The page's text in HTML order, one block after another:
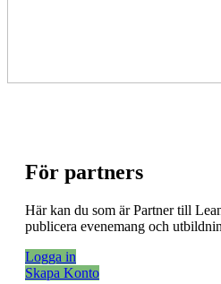
För partners
Här kan du som är Partner till
publicera evenemang och
Logga in
Skapa Konto